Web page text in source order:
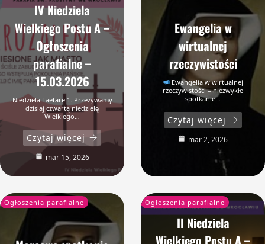
IV Niedziela
Wielkiego Postu A –
Ogłoszenia
parafialne –
15.03.2026
Niedziela Laetare 1. Przeżywamy
dzisiaj czwartą niedzielę
Wielkiego…
Czytaj więcej
mar 15, 2026
Ewangelia w
wirtualnej
rzeczywistości
Ewangelia w wirtualnej
rzeczywistości – niezwykłe
spotkanie…
Czytaj więcej
mar 2, 2026
Ogłoszenia parafialne Ogłoszenia parafialne
II Niedziela
Wielkiego Postu A –